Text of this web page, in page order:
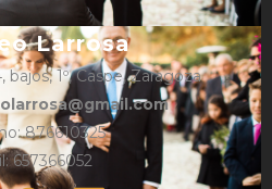
Larrosa
1º, Caspe, Zaragoza
876610325
657366052